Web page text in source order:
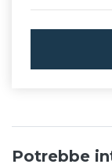
Potrebbe